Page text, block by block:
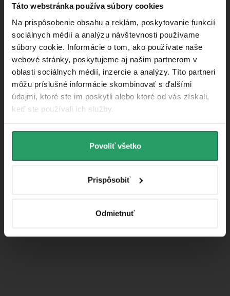
Táto webstránka používa súbory cookies
Na prispôsobenie obsahu a reklám, poskytovanie funkcií
sociálnych médií a analýzu návštevnosti používame
súbory cookie. Informácie o tom, ako používate naše
webové stránky, poskytujeme aj našim partnerom v
oblasti sociálnych médií, inzercie a analýzy. Títo partneri
môžu príslušné informácie skombinovať s ďalšími
údajmi, ktoré ste im poskytli alebo ktoré od vás získali,
keď ste používali ich služby.
Povoliť všetko
Prispôsobiť
Odmietnuť
Instagram
info@cerano.sk
+421 232 195 445
https://www.facebook.com/ceranosk
cerano_sk